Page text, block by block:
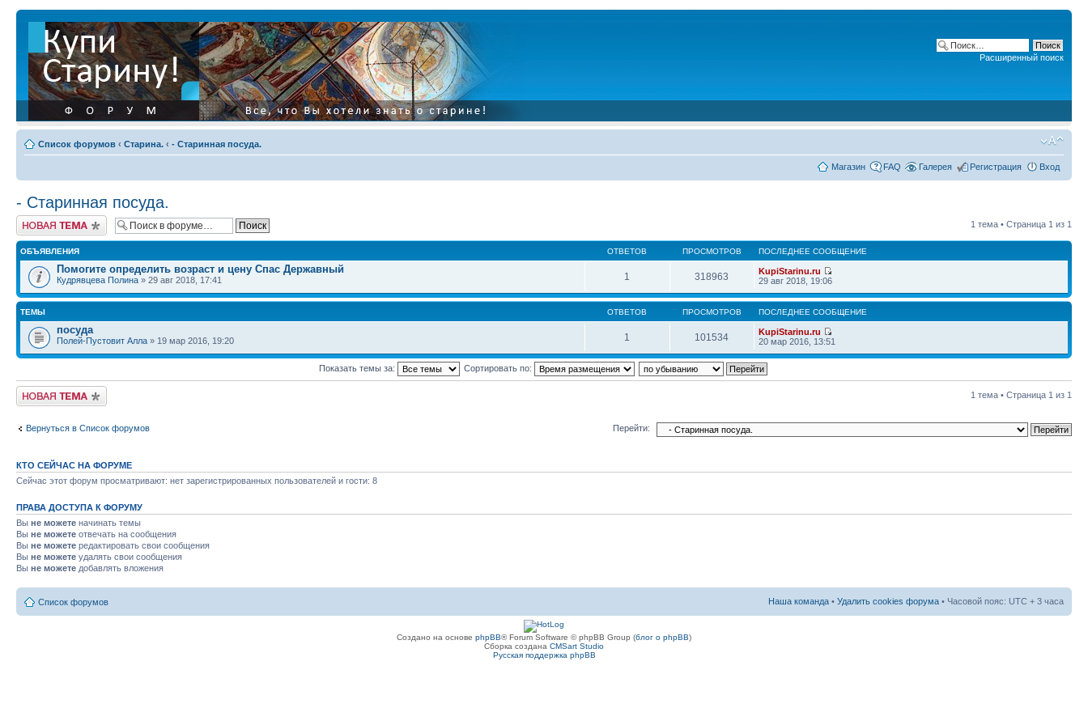
Расширенный поиск
Список форумов ‹ Старина. ‹ - Старинная посуда.
Магазин FAQ Галерея Регистрация Вход
- Старинная посуда.
Начать новую тему 1 тема • Страница 1 из 1
ОБЪЯВЛЕНИЯ ОТВЕТОВ ПРОСМОТРОВ ПОСЛЕДНЕЕ СООБЩЕНИЕ
Помогите определить возраст и цену Спас Державный
Кудрявцева Полина » 29 авг 2018, 17:41 1 318963
KupiStarinu.ru
29 авг 2018, 19:06
ТЕМЫ ОТВЕТОВ ПРОСМОТРОВ ПОСЛЕДНЕЕ СООБЩЕНИЕ
посуда
Полей-Пустовит Алла » 19 мар 2016, 19:20 1 101534
KupiStarinu.ru
20 мар 2016, 13:51
Показать темы за: Сортировать по:
Начать новую тему 1 тема • Страница 1 из 1
Вернуться в Список форумов Перейти:
КТО СЕЙЧАС НА ФОРУМЕ
Сейчас этот форум просматривают: нет зарегистрированных пользователей и гости: 8
ПРАВА ДОСТУПА К ФОРУМУ
Вы не можете начинать темы
Вы не можете отвечать на сообщения
Вы не можете редактировать свои сообщения
Вы не можете удалять свои сообщения
Вы не можете добавлять вложения
Список форумов Наша команда • Удалить cookies форума • Часовой пояс: UTC + 3 часа
Создано на основе phpBB® Forum Software © phpBB Group (блог о phpBB)
Сборка создана CMSart Studio
Русская поддержка phpBB